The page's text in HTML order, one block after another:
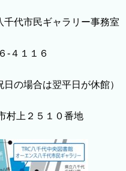
千代市民ギャラリー事務
-４１１６
の場合は翌平日が休館）
村上２５１０番地